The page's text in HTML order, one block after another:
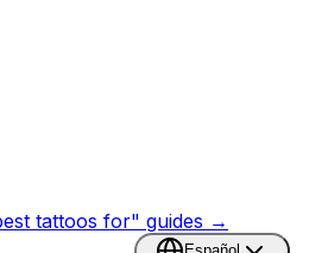
tattoos for" guides →